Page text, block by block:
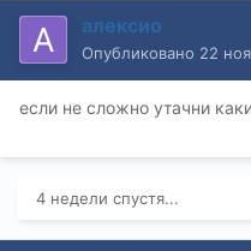
алексио
Опубликовано 22
если не сложно утачни
4 недели спустя...